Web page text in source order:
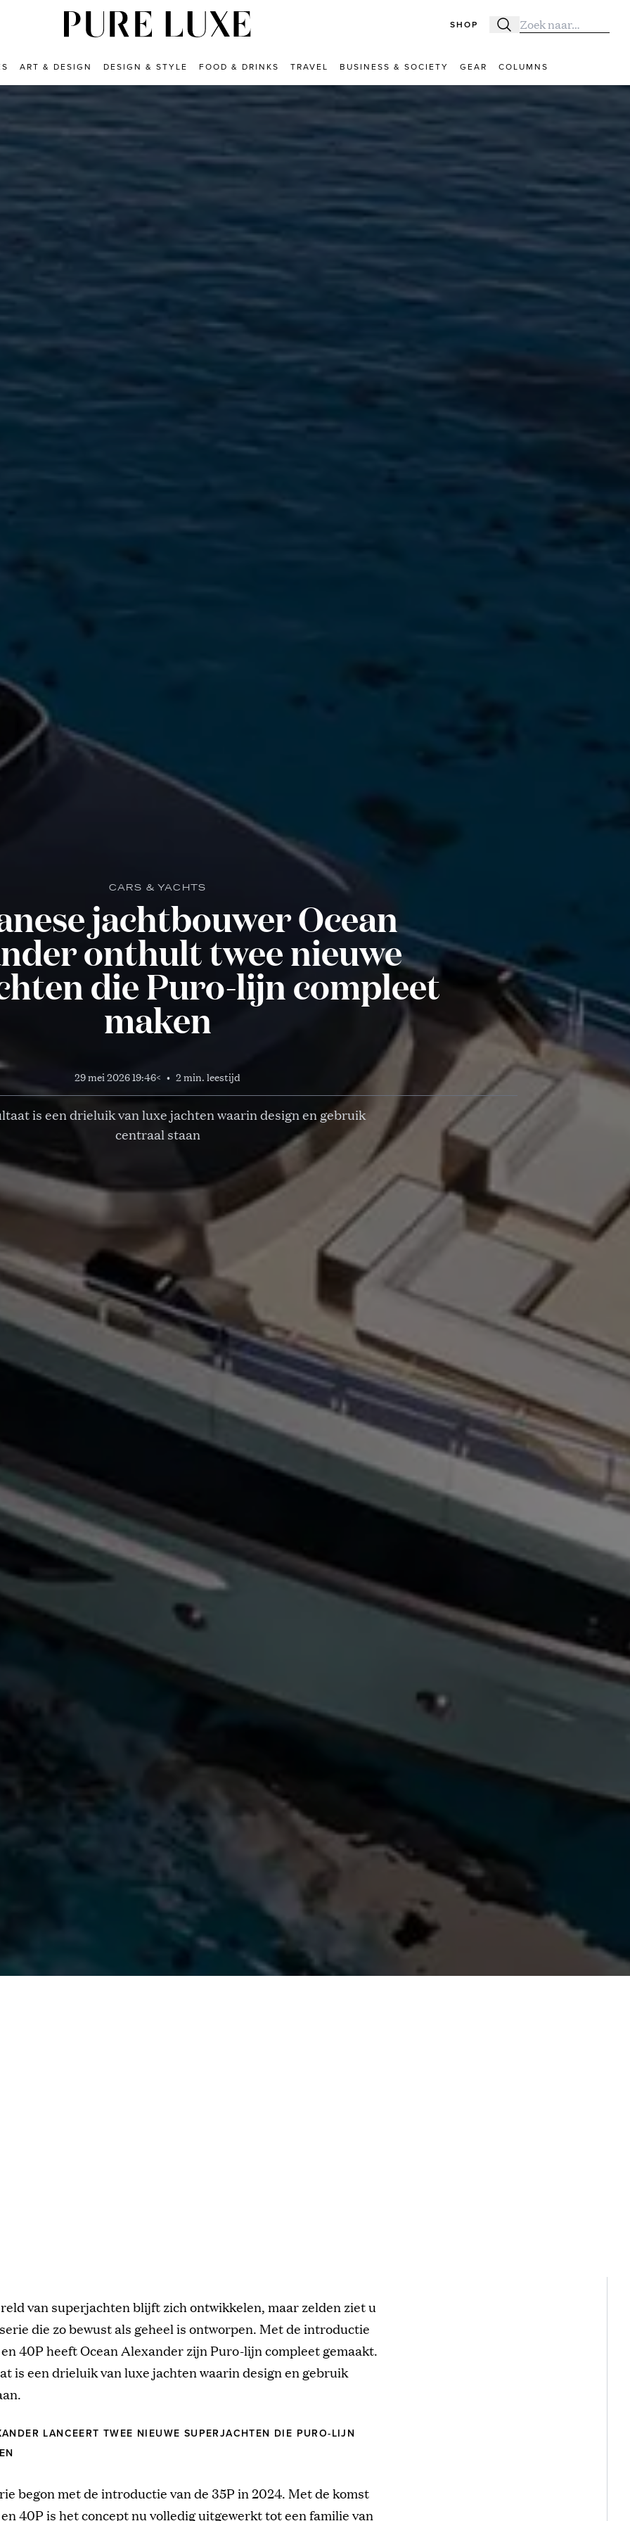
SHOP Zoeken
Zoek naar:
ART & DESIGN DESIGN & STYLE FOOD & DRINKS TRAVEL BUSINESS & SOCIETY GEAR COLUMNS
CARS & YACHTS
jachtbouwer Ocean
onthult twee nieuwe
die Puro-lijn compleet
maken
29 mei 2026 19:46< • 2 min. leestijd
is een drieluik van luxe jachten waarin design en gebruik
centraal staan
van superjachten blijft zich ontwikkelen, maar zelden ziet u
die zo bewust als geheel is ontworpen. Met de introductie
40P heeft Ocean Alexander zijn Puro-lijn compleet gemaakt.
is een drieluik van luxe jachten waarin design en gebruik
LANCEERT TWEE NIEUWE SUPERJACHTEN DIE PURO-LIJN
begon met de introductie van de 35P in 2024. Met de komst
40P is het concept nu volledig uitgewerkt tot een familie van